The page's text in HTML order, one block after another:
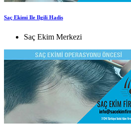
Saç Ekimi Ile Ilgili Hadis
Saç Ekim Merkezi